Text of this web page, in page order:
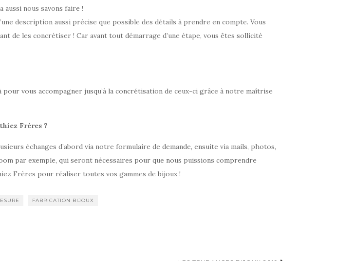
nous savons faire !
description aussi précise que possible des détails à prendre en compte. Vous
de les concrétiser ! Car avant tout démarrage d’une étape, vous êtes sollicité
vous accompagner jusqu’à la concrétisation de ceux-ci grâce à notre maîtrise
Frères ?
échanges d’abord via notre formulaire de demande, ensuite via mails, photos,
par exemple, qui seront nécessaires pour que nous puissions comprendre
Frères pour réaliser toutes vos gammes de bijoux !
FABRICATION BIJOUX